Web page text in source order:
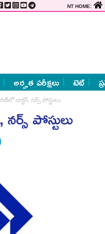
NT HOME:
అర్హత పరీక్షలు టెట్
డాక్టర్‌, నర్స్‌ పోస్టులు
పోస్టులు